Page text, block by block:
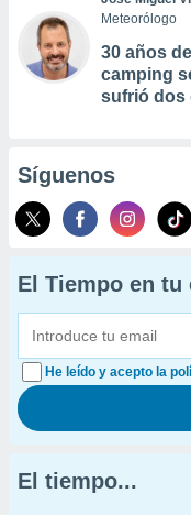
Meteorólogo
30 años
camping
sufrió dos
Síguenos
El Tiempo en tu
He leído y acepto la
El tiempo...